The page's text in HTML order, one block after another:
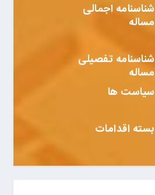
شناسنامه اجمالی
مساله
شناسنامه تفصیلی
مساله
سیاست ها
بسته اقدامات